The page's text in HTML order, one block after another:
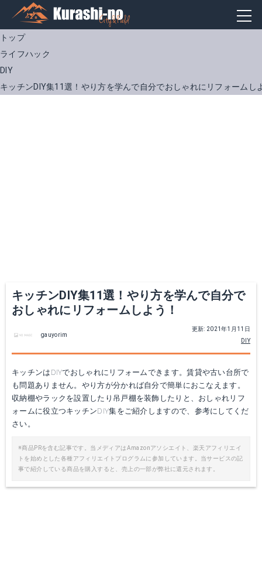
トップ
ライフハック
DIY
キッチンDIY集11選！やり方を学んで自分でおしゃれにリフォームし
キッチンDIY集11選！やり方を学んで自分で
おしゃれにリフォームしよう！
更新: 2021年1月11日
DIY
gauyorim
キッチンはDIYでおしゃれにリフォームできます。賃貸や古い台所で
も問題ありません。やり方が分かれば自分で簡単におこなえます。
収納棚やラックを設置したり吊戸棚を装飾したりと、おしゃれリフ
ォームに役立つキッチンDIY集をご紹介しますので、参考にしてくだ
さい。
※商品PRを含む記事です。当メディアはAmazonアソシエイト、楽天アフィリエイ
トを始めとした各種アフィリエイトプログラムに参加しています。当サービスの記
事で紹介している商品を購入すると、売上の一部が弊社に還元されます。